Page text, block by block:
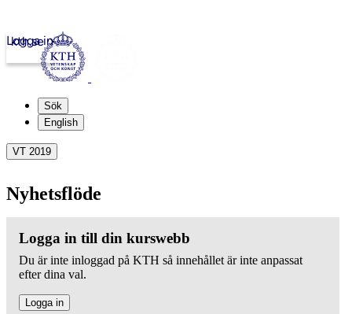
kth.se
Logga in
Sök
English
VT 2019
Nyhetsflöde
Logga in till din kurswebb
Du är inte inloggad på KTH så innehållet är inte anpassat
efter dina val.
Logga in